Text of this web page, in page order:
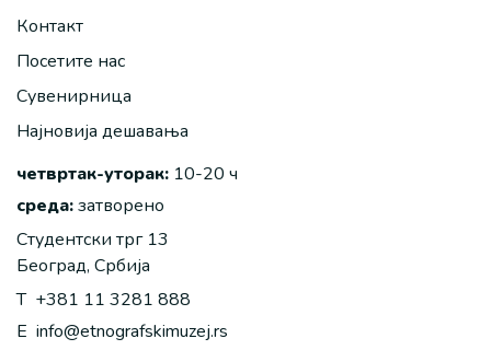
Контакт
Посетите нас
Сувенирница
Најновија дешавања
четвртак-уторак: 10-20 ч
среда:затворено
Студентски трг 13
Београд, Србија
T +381 11 3281 888
E info@etnografskimuzej.rs